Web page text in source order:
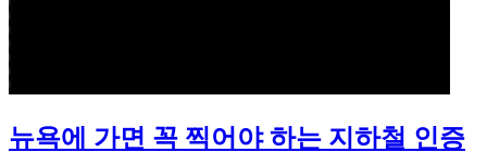
뉴욕에 가면 꼭 찍어야 하는 지하철 인증